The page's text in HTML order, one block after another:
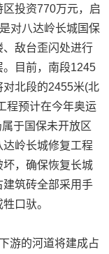
投资770万元，启
对八达岭长城国保
敌台歪闪处进行
目前，南段1245
北段的2455米(北
程预计在今年奥运
于国保未开放区
岭长城修复工程
，确保恢复长城
筑砖全部采用手
口驮。
的河道将建成占